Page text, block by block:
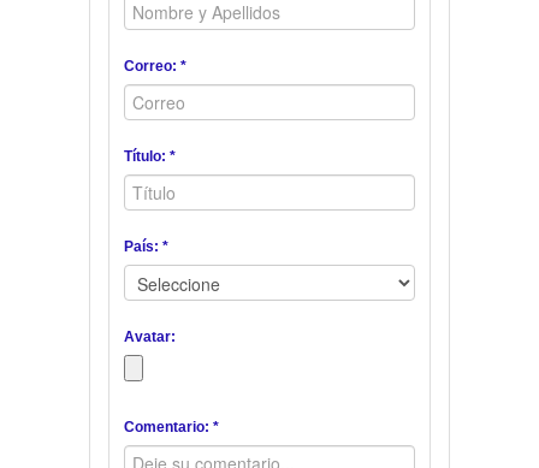
Correo: *
Título: *
País: *
Avatar:
Comentario: *